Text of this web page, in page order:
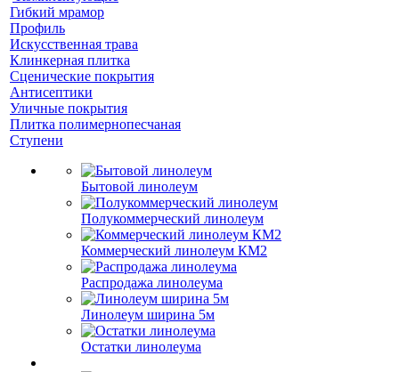
Гибкий мрамор
Профиль
Искусственная трава
Клинкерная плитка
Сценические покрытия
Антисептики
Уличные покрытия
Плитка полимернопесчаная
Ступени
Бытовой линолеум
Полукоммерческий линолеум
Коммерческий линолеум КМ2
Распродажа линолеума
Линолеум ширина 5м
Остатки линолеума